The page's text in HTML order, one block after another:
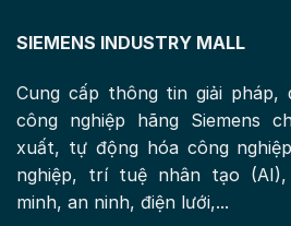
SIEMENS INDUSTRY MALL
Cung cấp thông tin giải pháp,
công nghiệp hãng Siemens
xuất, tự động hóa công
nghiệp, trí tuệ nhân tạo
minh, an ninh, điện lưới,...